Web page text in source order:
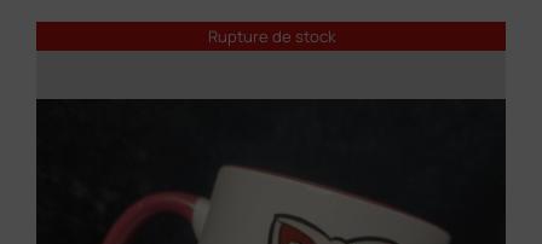
Rupture de stock